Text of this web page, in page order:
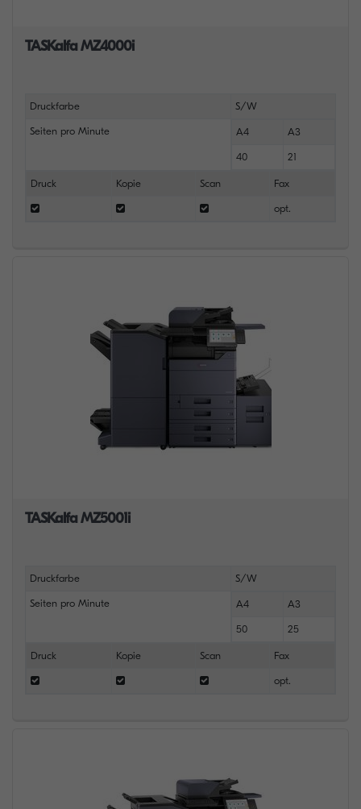
TASKalfa MZ4000i
Druckfarbe S/W
Seiten pro Minute A4 A3
40 21
Druck Kopie Scan Fax
opt.
TASKalfa MZ5001i
Druckfarbe S/W
Seiten pro Minute A4 A3
50 25
Druck Kopie Scan Fax
opt.